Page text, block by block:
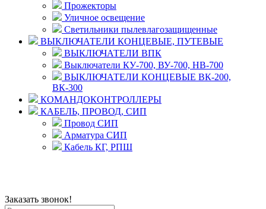
Прожекторы
Уличное освещение
Светильники пылевлагозащищенные
ВЫКЛЮЧАТЕЛИ КОНЦЕВЫЕ, ПУТЕВЫЕ
ВЫКЛЮЧАТЕЛИ ВПК
Выключатели КУ-700, ВУ-700, НВ-700
ВЫКЛЮЧАТЕЛИ КОНЦЕВЫЕ ВК-200,
ВК-300
КОМАНДОКОНТРОЛЛЕРЫ
КАБЕЛЬ, ПРОВОД, СИП
Провод СИП
Арматура СИП
Кабель КГ, РПШ
Заказать звонок!